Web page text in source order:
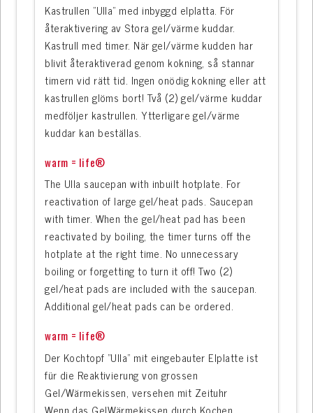
Kastrullen ”Ulla” med inbyggd elplatta. För
återaktivering av Stora gel/värme kuddar.
Kastrull med timer. När gel/värme kudden har
blivit återaktiverad genom kokning, så stannar
timern vid rätt tid. Ingen onödig kokning eller att
kastrullen glöms bort! Två (2) gel/värme kuddar
medföljer kastrullen. Ytterligare gel/värme
kuddar kan beställas.
warm = life®
The Ulla saucepan with inbuilt hotplate. For
reactivation of large gel/heat pads. Saucepan
with timer. When the gel/heat pad has been
reactivated by boiling, the timer turns off the
hotplate at the right time. No unnecessary
boiling or forgetting to turn it off! Two (2)
gel/heat pads are included with the saucepan.
Additional gel/heat pads can be ordered.
warm = life®
Der Kochtopf ”Ulla” mit eingebauter Elplatte ist
für die Reaktivierung von grossen
Gel/Wärmekissen, versehen mit Zeituhr